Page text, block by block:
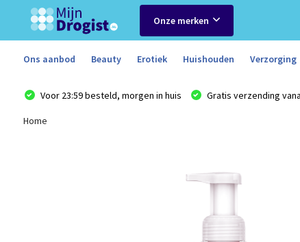
Onze merken
Ons aanbod Beauty Erotiek Huishouden Verzorging
Voor 23:59 besteld, morgen in huis Gratis verzending
Home